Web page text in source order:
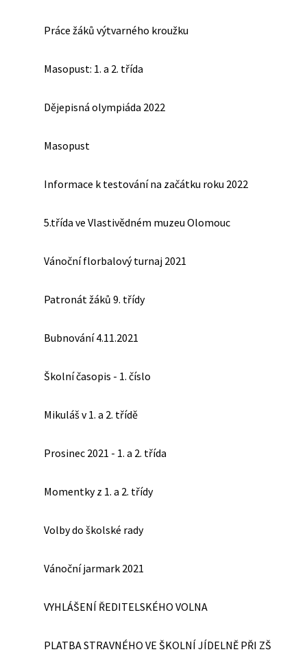
Práce žáků výtvarného kroužku
Masopust: 1. a 2. třída
Dějepisná olympiáda 2022
Masopust
Informace k testování na začátku roku 2022
5.třída ve Vlastivědném muzeu Olomouc
Vánoční florbalový turnaj 2021
Patronát žáků 9. třídy
Bubnování 4.11.2021
Školní časopis - 1. číslo
Mikuláš v 1. a 2. třídě
Prosinec 2021 - 1. a 2. třída
Momentky z 1. a 2. třídy
Volby do školské rady
Vánoční jarmark 2021
VYHLÁŠENÍ ŘEDITELSKÉHO VOLNA
PLATBA STRAVNÉHO VE ŠKOLNÍ JÍDELNĚ PŘI ZŠ